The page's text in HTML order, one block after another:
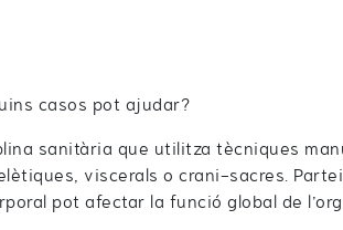
casos pot ajudar?
sanitària que utilitza tècniques
viscerals o crani-sacres.
pot afectar la funció global de